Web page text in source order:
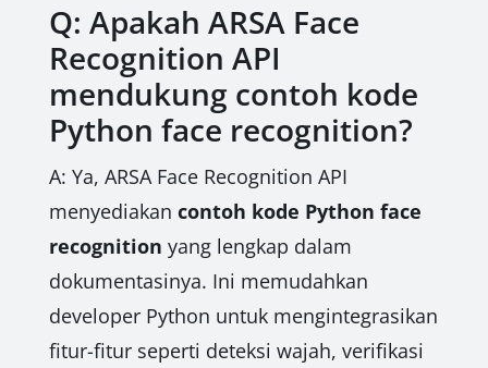
Q: Apakah ARSA Face
Recognition API
mendukung contoh kode
Python face recognition?
A: Ya, ARSA Face Recognition API
menyediakan contoh kode Python face
recognition yang lengkap dalam
dokumentasinya. Ini memudahkan
developer Python untuk mengintegrasikan
fitur-fitur seperti deteksi wajah, verifikasi